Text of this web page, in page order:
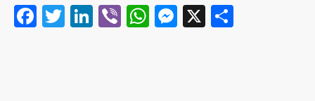
Facebook
Twitter
LinkedIn
ViberWhatsApp
Messenger
X